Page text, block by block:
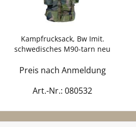
Kampfrucksack, Bw Imit.
schwedisches M90-tarn neu
Preis nach Anmeldung
Art.-Nr.: 080532